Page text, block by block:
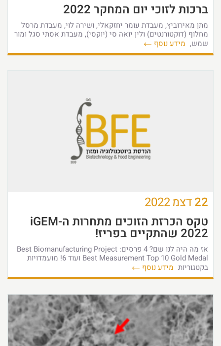
ברכות לזוכי יום המחקר 2022
מתן מאירוביץ, מעבדת עומר יחזקאלי, ושירה לוי, מעבדת מרסל
מחלוף (דוקטורנטים) ולין יואה סי (יוקסי), מעבדת אסתי סגל ומור
שמש, מידע נוסף
22דצמ2022
טקס הכרזת הזוכים מתחרות ה-iGEM
2022 שהתקיים בפריז!
אז מה היה לנו שם? 4 פרסים: Best Biomanufacturing Project
Best Measurement Top 10 Gold Medal ועוד 6! מועמדויות
בקטגוריות מידע נוסף